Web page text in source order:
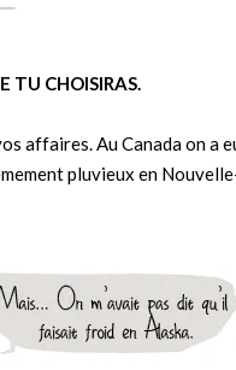
TU CHOISIRAS.
affaires. Au Canada on a
pluvieux en